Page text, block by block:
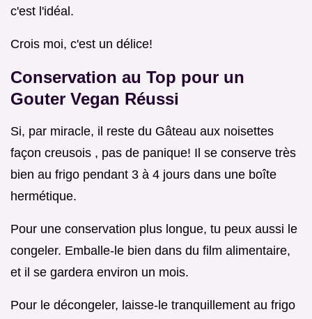
c'est l'idéal.
Crois moi, c'est un délice!
Conservation au Top pour un
Gouter Vegan Réussi
Si, par miracle, il reste du Gâteau aux noisettes
façon creusois , pas de panique! Il se conserve très
bien au frigo pendant 3 à 4 jours dans une boîte
hermétique.
Pour une conservation plus longue, tu peux aussi le
congeler. Emballe-le bien dans du film alimentaire,
et il se gardera environ un mois.
Pour le décongeler, laisse-le tranquillement au frigo